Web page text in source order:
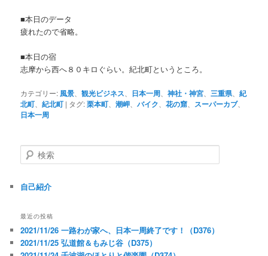
■本日のデータ
疲れたので省略。
■本日の宿
志摩から西へ８０キロぐらい。紀北町というところ。
カテゴリー: 風景 、観光ビジネス 日本一周 、神社・神宮 三重県 、紀
北町、紀北町 | タグ:栗本町、潮岬 、バイク 、花の窟 スーパーカブ、
日本一周
検
索
自己紹介
最近の投稿
2021/11/26 一路わが家へ、日本一周終了です！（D376）
2021/11/25 弘道館＆もみじ谷（D375）